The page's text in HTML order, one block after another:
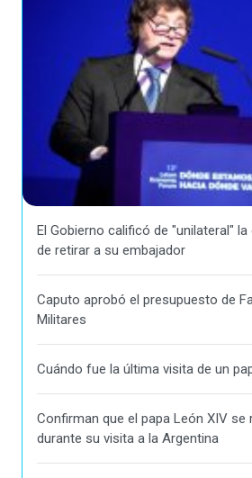
El Gobierno calificó de "unilateral"
de retirar a su embajador
Caputo aprobó el presupuesto de
Militares
Cuándo fue la última visita de un
Confirman que el papa León XIV se
durante su visita a la Argentina